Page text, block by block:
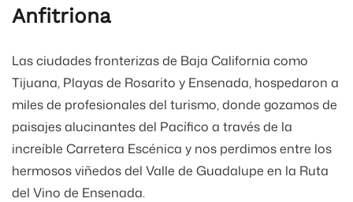
Anfitriona
Las ciudades fronterizas de Baja California como
Tijuana, Playas de Rosarito y Ensenada, hospedaron a
miles de profesionales del turismo, donde gozamos de
paisajes alucinantes del Pacífico a través de la
increíble Carretera Escénica y nos perdimos entre los
hermosos viñedos del Valle de Guadalupe en la Ruta
del Vino de Ensenada.